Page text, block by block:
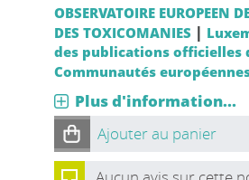
OBSERVATOIRE EUROPEEN
DES TOXICOMANIES |
des publications officielles
Communautés
Plus d'information...
Ajouter au panier